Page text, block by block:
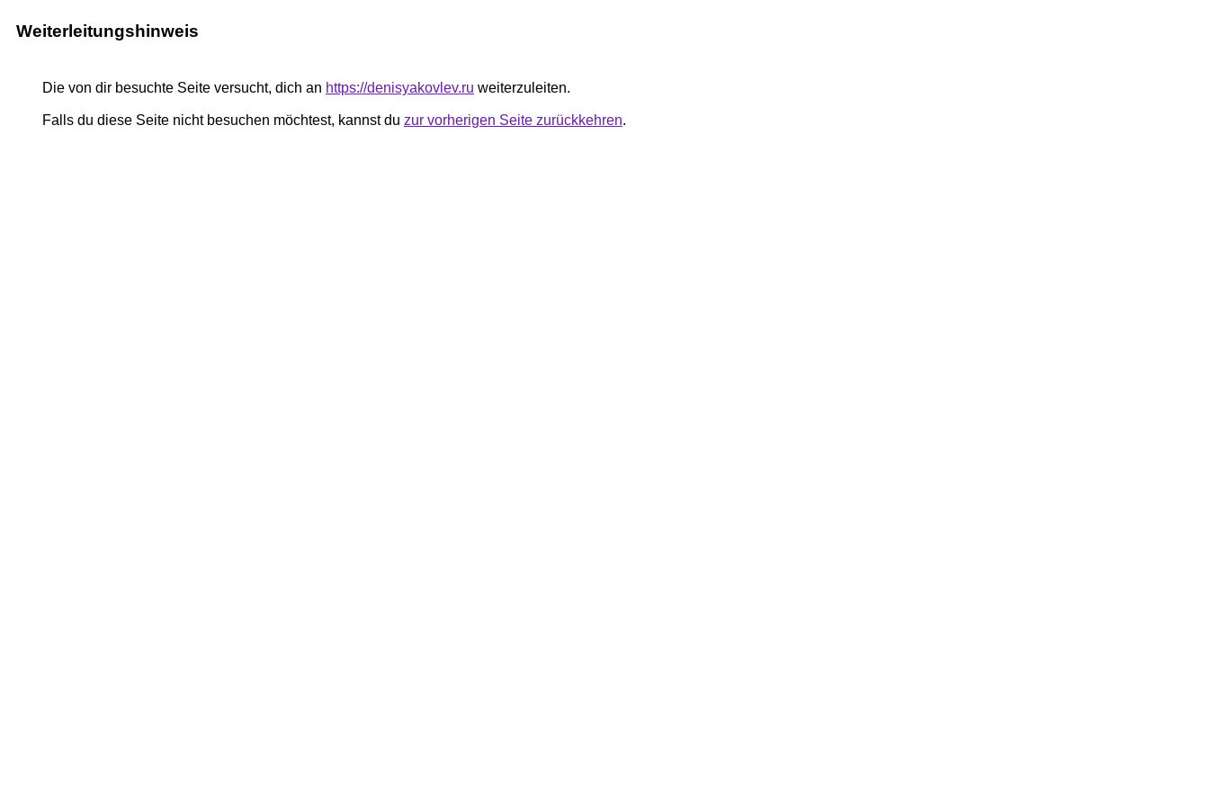
Weiterleitungshinweis
Die von dir besuchte Seite versucht, dich an https://denisyakovlev.ru weiterzuleiten.
Falls du diese Seite nicht besuchen möchtest, kannst du zur vorherigen Seite zurückkehren.